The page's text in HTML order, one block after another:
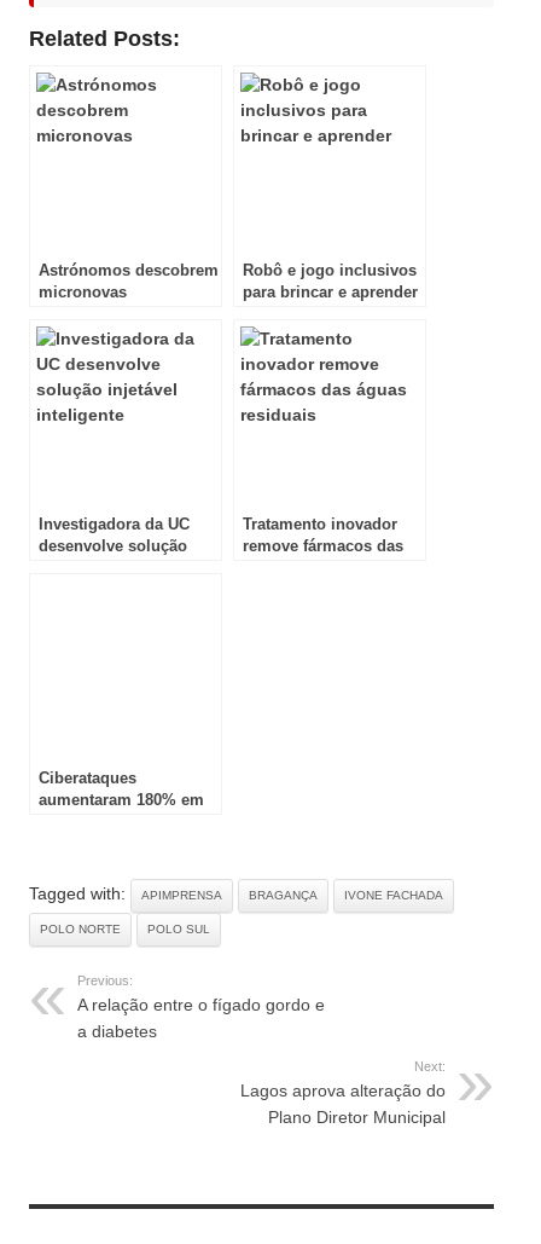
Related Posts:
Astrónomos descobrem
micronovas
Robô e jogo inclusivos
para brincar e aprender
Investigadora da UC
desenvolve solução
Tratamento inovador
remove fármacos das
Ciberataques
aumentaram 180% em
Tagged with: APIMPRENSA BRAGANÇA IVONE FACHADA
POLO NORTE POLO SUL
Previous:
A relação entre o fígado gordo e
a diabetes
Next:
Lagos aprova alteração do
Plano Diretor Municipal